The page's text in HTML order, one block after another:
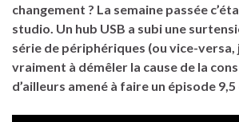
changement ? La semaine passée
studio. Un hub USB a subi une
série de périphériques (ou vice-versa,
vraiment à démêler la cause de la
d’ailleurs amené à faire un épisode